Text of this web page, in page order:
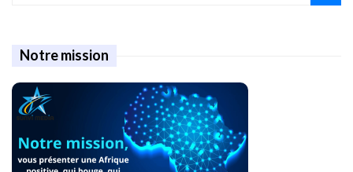
Notre mission